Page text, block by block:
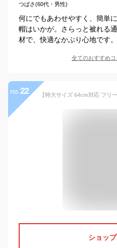
つばさ(60代・男性)
何にでもあわせやすく、簡単
帽はいかが。さらっと被れる
材で、快適なかぶり心地です。
全てのおすすめコ
no. 22
ショッ